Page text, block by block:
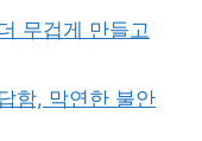
무겁게 만들고
함, 막연한 불안